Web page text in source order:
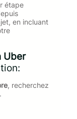
étape
en incluant
Uber
, recherchez